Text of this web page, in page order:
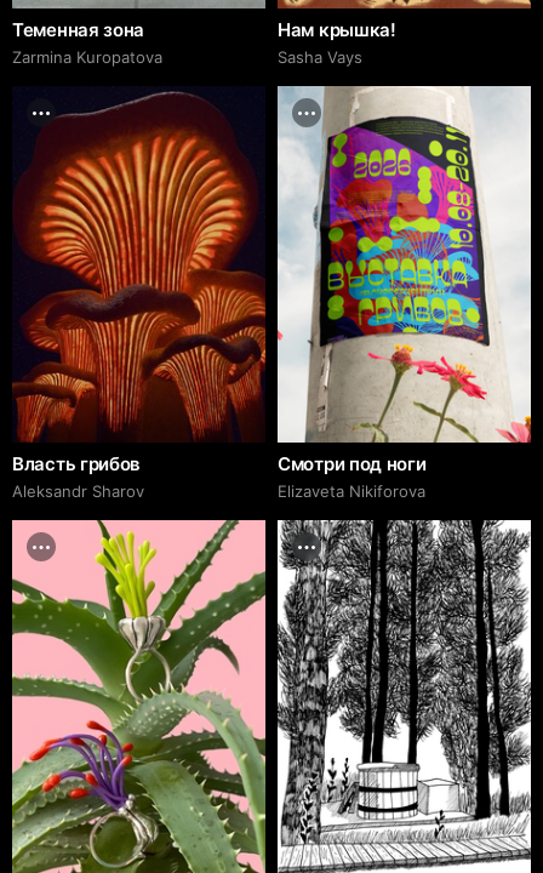
Теменная зона
Zarmina Kuropatova
Нам крышка!
Sasha Vays
Власть грибов
Aleksandr Sharov
Смотри под ноги
Elizaveta Nikiforova